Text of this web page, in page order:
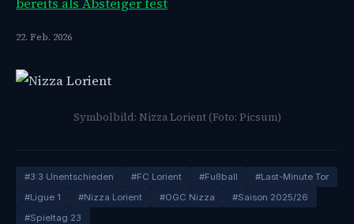
22. Feb. 2026
Symbolbild: Nizza Lorient (Foto: Picsum)
#3:3 Unentschieden #FC Lorient #Fußball
#Last-Minute Tor
#Ligue 1
#Nizza Lorient #OGC Nizza
#Saison 2025/26
#Spieltag 23